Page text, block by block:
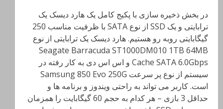
در بخش ذخیره سازی با پکیج کامل یک هارد دیسک یک
ترابایتی و یک SSD از نوع SATA با ظرفیت مناسب 250
گیگابایتی روبه رو هستیم. هارد دیسک یک ترابایتی از نوع
Seagate Barracuda ST1000DM010 1TB 64MB
Cache SATA 6.0Gbps و اس اس دی به کار رفته در
سیستم از نوع پر سرعت Samsung 850 Evo 250G
است. کاربر می تواند به راحتی ویندوز و برنامه ها و
حداقل 3 بازی – هر کدام به حجم 60 گیگابایت را همزمان